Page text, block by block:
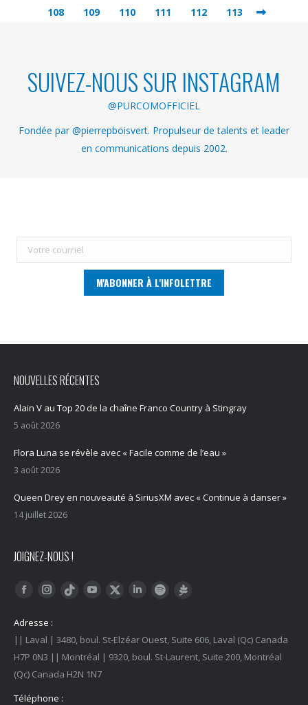
108
109 110 111 112 113
SUIVEZ-NOUS SUR INSTAGRAM
@PURCOMOFFICIEL
Fondée par @pierrepboisvert. Propulseur de talents et leader
en communications depuis 2002.
NOUVELLES RÉCENTES
Alain V au Top 20 de la chaîne Franco Country à Stingray
5 août 2026
Flora Luna se révèle avec « Facile comme de l’eau »
3 août 2026
Queen Drey en nouveauté à SiriusXM avec « Continue à danser »
14 juillet 2026
JOIGNEZ-NOUS !
Trouvez nous sur :
FacebookInstagram
Tiktok YouTubeTwitter LinkedInSpotify
Adresse :
|| Laval | 3480, boul. St-Elzéar Ouest, Suite 606, Laval (Qc) Canada
H7P 0N3 || Montréal | 9320, boul. St-Laurent, Suite 200, Montréal
(Qc) Canada H2N 1N7
Téléphone :